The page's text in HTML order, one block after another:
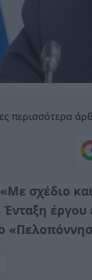
περισσότερα
σχέδιο